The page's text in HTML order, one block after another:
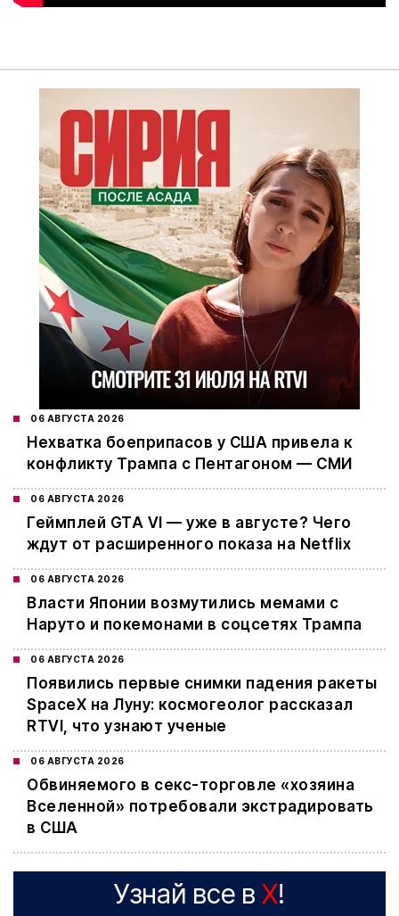
06 АВГУСТА 2026
Нехватка боеприпасов у США привела к
конфликту Трампа с Пентагоном — СМИ
06 АВГУСТА 2026
Геймплей GTA VI — уже в августе? Чего
ждут от расширенного показа на Netflix
06 АВГУСТА 2026
Власти Японии возмутились мемами с
Наруто и покемонами в соцсетях Трампа
06 АВГУСТА 2026
Появились первые снимки падения ракеты
SpaceX на Луну: космогеолог рассказал
RTVI, что узнают ученые
06 АВГУСТА 2026
Обвиняемого в секс-торговле «хозяина
Вселенной» потребовали экстрадировать
в США
Узнай все в X!